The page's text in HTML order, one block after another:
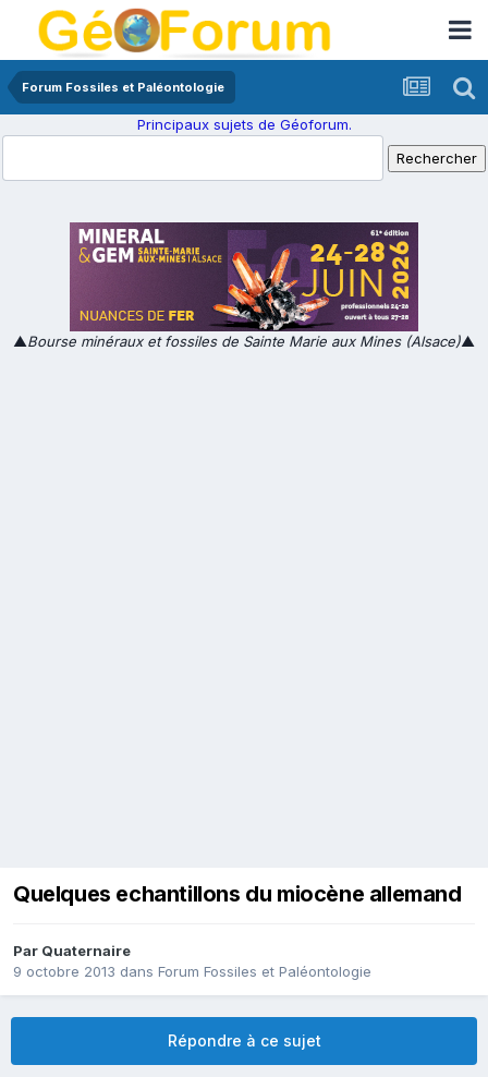
Forum Fossiles et Paléontologie
Principaux sujets de Géoforum.
▲Bourse minéraux et fossiles de Sainte Marie aux Mines (Alsace)▲
Quelques echantillons du miocène allemand
Par Quaternaire
9 octobre 2013 dans Forum Fossiles et Paléontologie
Répondre à ce sujet